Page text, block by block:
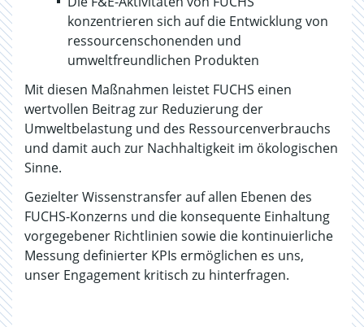
konzentrieren sich auf die Entwicklung von
ressourcenschonenden und
umweltfreundlichen Produkten
Mit diesen Maßnahmen leistet FUCHS einen
wertvollen Beitrag zur Reduzierung der
Umweltbelastung und des Ressourcenverbrauchs
und damit auch zur Nachhaltigkeit im ökologischen
Sinne.
Gezielter Wissenstransfer auf allen Ebenen des
FUCHS-Konzerns und die konsequente Einhaltung
vorgegebener Richtlinien sowie die kontinuierliche
Messung definierter KPIs ermöglichen es uns,
unser Engagement kritisch zu hinterfragen.